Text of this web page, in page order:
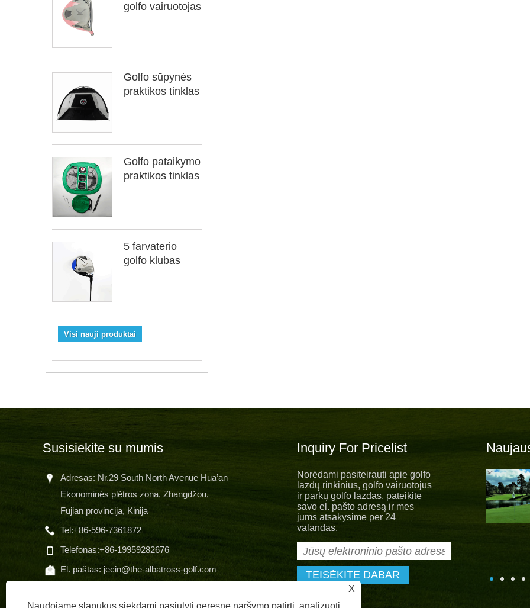
golfo vairuotojas
Golfo sūpynės
praktikos tinklas
Golfo pataikymo
praktikos tinklas
5 farvaterio
golfo klubas
Visi nauji produktai
Susisiekite su mumis
Adresas: Nr.29 South North Avenue Hua’an
Ekonominės plėtros zona, Zhangdžou,
Fujian provincija, Kinija
Tel:+86-596-7361872
Telefonas:+86-19959282676
El. paštas: jecin@the-albatross-golf.com
Inquiry For Pricelist
Norėdami pasiteirauti apie golfo
lazdų rinkinius, golfo vairuotojus
ir parkų golfo lazdas, pateikite
savo el. pašto adresą ir mes
jums atsakysime per 24
valandas.
Nauja vienoda nauja viltis
Su „New Hope“ išleista nauja vasaros
uniforma. Siekdami laikytis bendrovės
pagrindinių „kūrybingų, sąžiningų,
altruistiškų, dalijimosi“ vertybių, „Albatross Sports“
X
Naudojame slapukus siekdami pasiūlyti geresnę naršymo patirtį, analizuoti